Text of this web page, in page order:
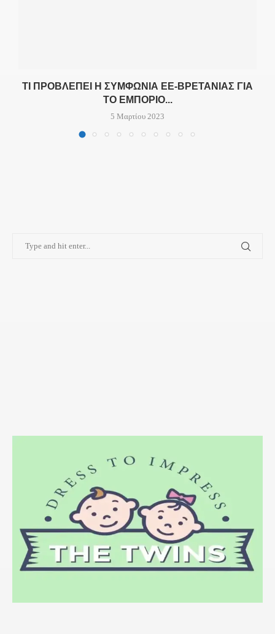
ΤΙ ΠΡΟΒΛΈΠΕΙ Η ΣΥΜΦΩΝΊΑ ΕΕ-ΒΡΕΤΑΝΊΑΣ ΓΙΑ
ΤΟ ΕΜΠΌΡΙΟ...
5 Μαρτίου 2023